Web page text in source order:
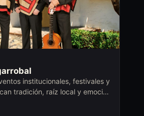
institucionales, festivales y
tradición, raíz local y emoción